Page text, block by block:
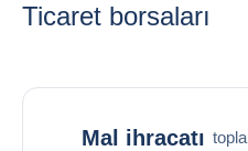
Ticaret borsaları
Mal ihracatı